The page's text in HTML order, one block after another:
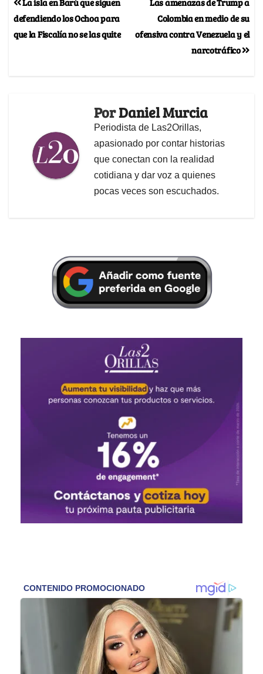
Colombia en medio de su
ofensiva contra Venezuela y el
narcotráfico
defendiendo los Ochoa para
que la Fiscalía no se las quite
PorDaniel Murcia
Periodista de Las2Orillas,
apasionado por contar historias
que conectan con la realidad
cotidiana y dar voz a quienes
pocas veces son escuchados.